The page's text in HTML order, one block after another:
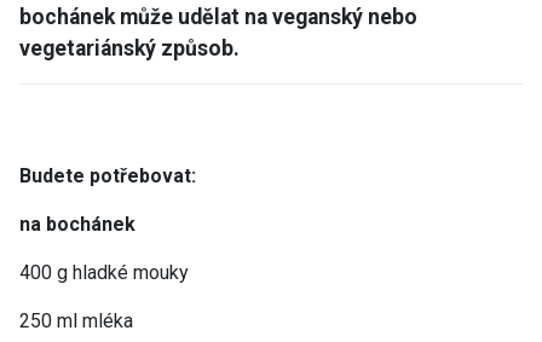
bochánek může udělat na veganský nebo
vegetariánský způsob.
Budete potřebovat:
na bochánek
400 g hladké mouky
250 ml mléka